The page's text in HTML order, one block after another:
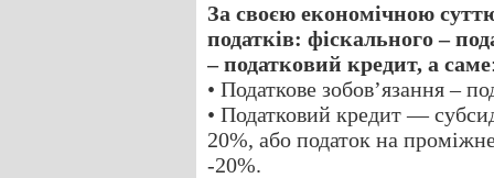
За своєю економічною
податків: фіскального –
– податковий кредит, а саме
• Податкове зобов’язання –
• Податковий кредит —
20%, або податок на
-20%.